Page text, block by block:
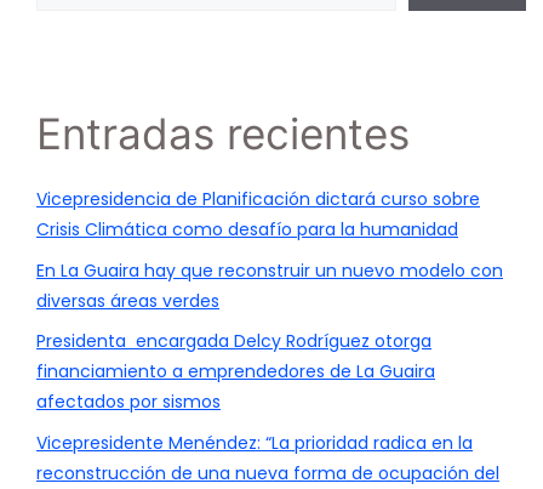
Entradas recientes
Vicepresidencia de Planificación dictará curso sobre
Crisis Climática como desafío para la humanidad
En La Guaira hay que reconstruir un nuevo modelo con
diversas áreas verdes
Presidenta encargada Delcy Rodríguez otorga
financiamiento a emprendedores de La Guaira
afectados por sismos
Vicepresidente Menéndez: “La prioridad radica en la
reconstrucción de una nueva forma de ocupación del